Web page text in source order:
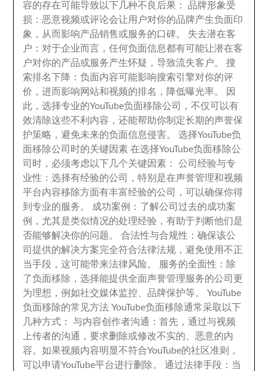
容的存在可能导致以下几种不良后果 ：品牌形象受
损 ：恶意视频或评论会让用户对你的品牌产生负面印
象 ， 从而影响产品销售或服务的口碑。 失去潜在客
户 ： 对于企业而言 ，任何负面信息都有可能让潜在客
户对你的产品或服务产生怀疑 ， 导致流失客户。搜
索排名下降 ：负面内容可能影响搜索引擎对你的评
价 ，进而影响网站和视频的排名 ， 降低曝光率。
因
此 ，选择专业的YouTube负面移除公司 ，不仅可以有
效清除这些不利内容 ，还能帮助你制定长期的声誉保
护策略 ，避免未来的负面信息侵害。选择YouTube负
面移除公司时的关键因素 在选择YouTube负面移除公
司时 ， 必须考虑以下几个关键因素 ：公司经验与专
业性 ：选择有经验的公司 ，特别是在声誉管理和视频
平台内容移除方面有丰富经验的公司
， 可以确保你得
到专业的服务。 成功案例 ： 了解公司过去的成功案
例
， 尤其是类似情况的处理经验 ，有助于判断他们是
否能够解决你的问题。合法性与合规性 ：确保该公
司提供的解决方案完全符合法律法规 ，避免使用不正
当手段 ，这可能带来法律风险。 服务的全面性 ： 除
了负面移除 ，选择能提供全面声誉管理服务的公司更
为理想 ，例如社交媒体监控 、品牌保护等。YouTube
负面移除的常见方法 YouTube负面移除通常采取以下
几种方式 ：与内容创作者沟通 ：首先 ，通过与视频
上传者的沟通 ，要求删除或修改不实的 、恶意的内
容。如果视频内容明显不符合YouTube的社区准则
，
可以申请YouTube平台进行删除。通过法律手段 ： 当